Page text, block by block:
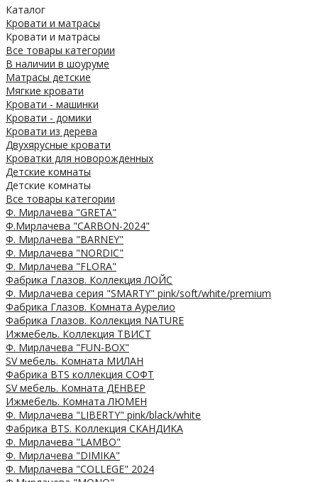
Каталог
Кровати и матрасы
Кровати и матрасы
Все товары категории
В наличии в шоуруме
Матрасы детские
Мягкие кровати
Кровати - машинки
Кровати - домики
Кровати из дерева
Двухярусные кровати
Кроватки для новорожденных
Детские комнаты
Детские комнаты
Все товары категории
Ф. Мирлачева "GRETA"
Ф.Мирлачева "CARBON-2024"
Ф. Мирлачева "BARNEY"
Ф. Мирлачева "NORDIC"
Ф. Мирлачева "FLORA"
Фабрика Глазов. Коллекция ЛОЙС
Ф. Мирлачева серия "SMARTY" pink/soft/white/premium
Фабрика Глазов. Комната Аурелио
Фабрика Глазов. Коллекция NATURE
Ижмебель. Коллекция ТВИСТ
Ф. Мирлачева "FUN-BOX"
SV мебель. Комната МИЛАН
Фабрика BTS коллекция СОФТ
SV мебель. Комната ДЕНВЕР
Ижмебель. Комната ЛЮМЕН
Ф. Мирлачева "LIBERTY" pink/black/white
Фабрика BTS. Коллекция СКАНДИКА
Ф. Мирлачева "LAMBO"
Ф. Мирлачева "DIMIKA"
Ф. Мирлачева "COLLEGE" 2024